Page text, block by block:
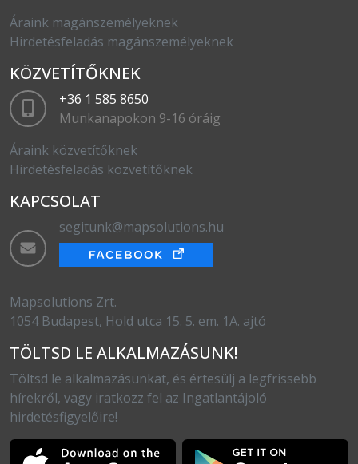
Áraink magánszemélyeknek
Hirdetésfeladás magánszemélyeknek
KÖZVETÍTŐKNEK
+36 1 585 8650
Munkanapokon 9-16 óráig
Áraink közvetítőknek
Hirdetésfeladás közvetítőknek
KAPCSOLAT
segitunk@mapsolutions.hu
Mapsolutions Zrt.
1054 Budapest, Hold utca 15. 5. em. 1A. ajtó
TÖLTSD LE ALKALMAZÁSUNK!
Töltsd le alkalmazásunkat, és értesülj a legfrissebb
hírekről, vagy iratkozz fel az Ingatlantájoló
hirdetésfigyelőire!